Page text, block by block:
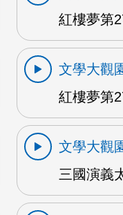
紅樓夢第
文學大觀
紅樓夢第
文學大觀
三國演義